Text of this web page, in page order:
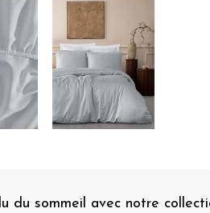
du sommeil avec notre